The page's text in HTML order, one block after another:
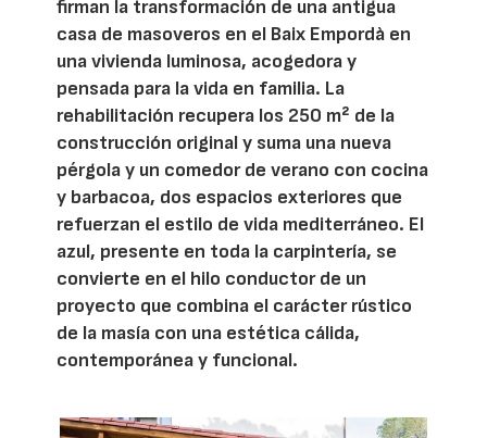
firman la transformación de una antigua
casa de masoveros en el Baix Empordà en
una vivienda luminosa, acogedora y
pensada para la vida en familia. La
rehabilitación recupera los 250 m² de la
construcción original y suma una nueva
pérgola y un comedor de verano con cocina
y barbacoa, dos espacios exteriores que
refuerzan el estilo de vida mediterráneo. El
azul, presente en toda la carpintería, se
convierte en el hilo conductor de un
proyecto que combina el carácter rústico
de la masía con una estética cálida,
contemporánea y funcional.